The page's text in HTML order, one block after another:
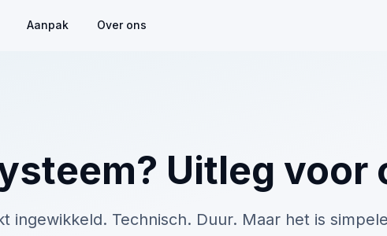
Aanpak Over ons
Uitleg
ingewikkeld. Technisch. Duur. Maar het is